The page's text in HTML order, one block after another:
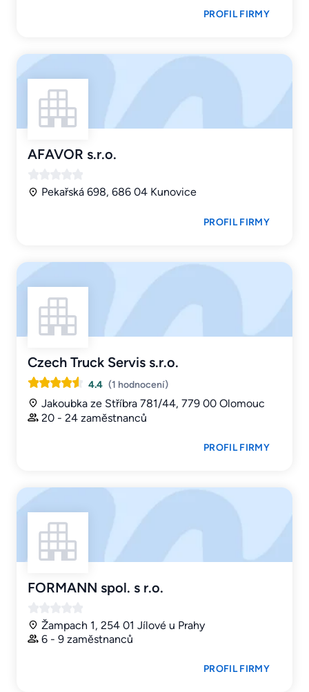
PROFIL FIRMY
AFAVOR s.r.o.
Pekařská 698, 686 04 Kunovice
PROFIL FIRMY
Czech Truck Servis s.r.o.
4.4 (1 hodnocení)
Jakoubka ze Stříbra 781/44, 779 00 Olomouc
20 - 24 zaměstnanců
PROFIL FIRMY
FORMANN spol. s r.o.
Žampach 1, 254 01 Jílové u Prahy
6 - 9 zaměstnanců
PROFIL FIRMY